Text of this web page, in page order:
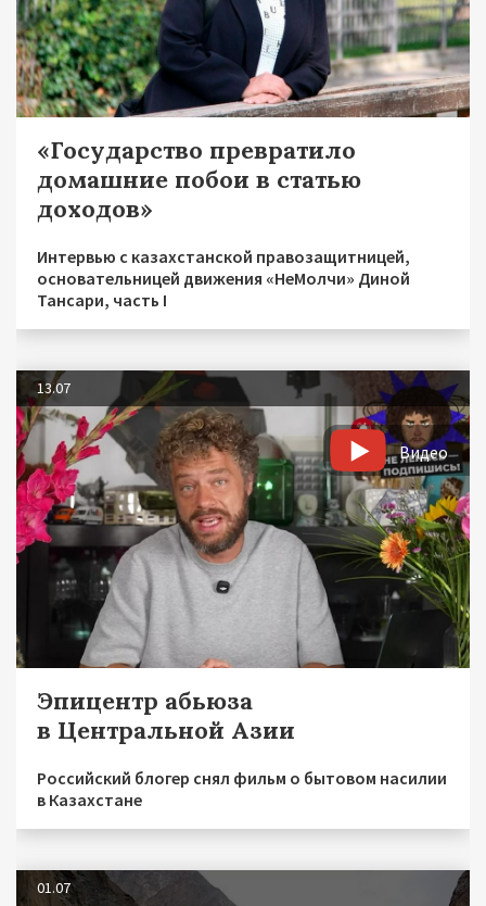
«Государство превратило
домашние побои в статью
доходов»
Интервью с казахстанской правозащитницей,
основательницей движения «НеМолчи» Диной
Тансари, часть I
13.07
Видео
Эпицентр абьюза
в Центральной Азии
Российский блогер снял фильм о бытовом насилии
в Казахстане
01.07